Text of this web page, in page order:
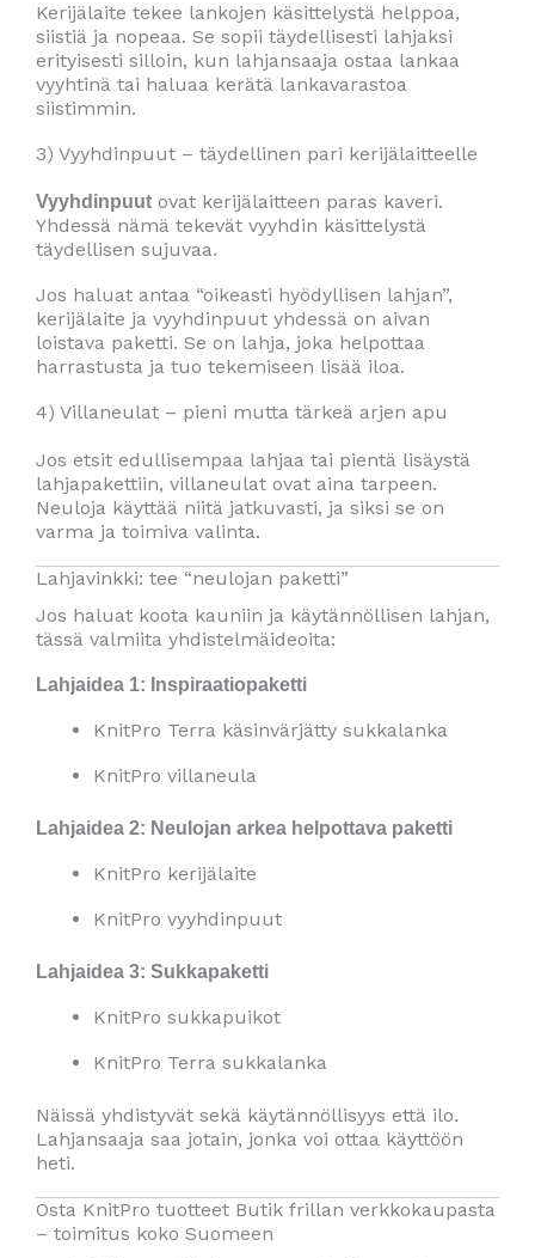
Kerijälaite tekee lankojen käsittelystä helppoa,
siistiä ja nopeaa. Se sopii täydellisesti lahjaksi
erityisesti silloin, kun lahjansaaja ostaa lankaa
vyyhtinä tai haluaa kerätä lankavarastoa
siistimmin.
3) Vyyhdinpuut – täydellinen pari kerijälaitteelle
Vyyhdinpuut ovat kerijälaitteen paras kaveri.
Yhdessä nämä tekevät vyyhdin käsittelystä
täydellisen sujuvaa.
Jos haluat antaa “oikeasti hyödyllisen lahjan”,
kerijälaite ja vyyhdinpuut yhdessä on aivan
loistava paketti. Se on lahja, joka helpottaa
harrastusta ja tuo tekemiseen lisää iloa.
4) Villaneulat – pieni mutta tärkeä arjen apu
Jos etsit edullisempaa lahjaa tai pientä lisäystä
lahjapakettiin, villaneulat ovat aina tarpeen.
Neuloja käyttää niitä jatkuvasti, ja siksi se on
varma ja toimiva valinta.
Lahjavinkki: tee “neulojan paketti”
Jos haluat koota kauniin ja käytännöllisen lahjan,
tässä valmiita yhdistelmäideoita:
Lahjaidea 1: Inspiraatiopaketti
KnitPro Terra käsinvärjätty sukkalanka
KnitPro villaneula
Lahjaidea 2: Neulojan arkea helpottava paketti
KnitPro kerijälaite
KnitPro vyyhdinpuut
Lahjaidea 3: Sukkapaketti
KnitPro sukkapuikot
KnitPro Terra sukkalanka
Näissä yhdistyvät sekä käytännöllisyys että ilo.
Lahjansaaja saa jotain, jonka voi ottaa käyttöön
heti.
Osta KnitPro tuotteet Butik frillan verkkokaupasta
– toimitus koko Suomeen